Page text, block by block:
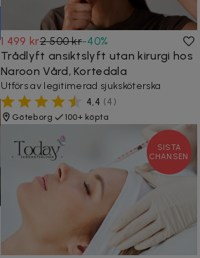
1 499 kr2 500 kr-40%
Trådlyft ansiktslyft utan kirurgi hos
Naroon Vård, Kortedala
Utförs av legitimerad sjuksköterska
4,4 (4)
Göteborg 100+ köpta
SISTA
CHANSEN